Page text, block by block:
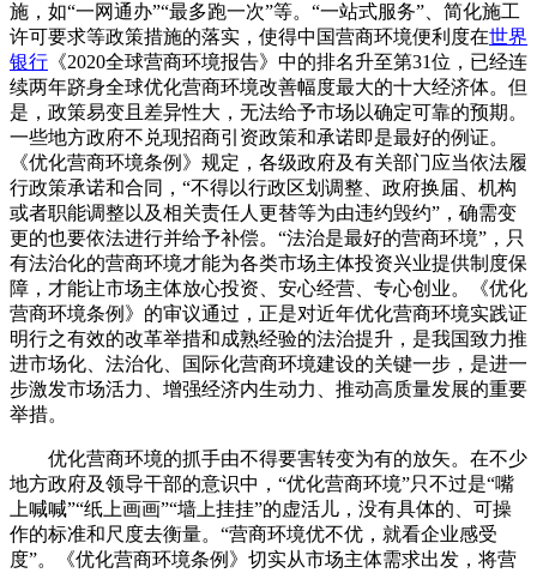
施，如“一网通办”“最多跑一次”等。“一站式服务”、简化施工
许可要求等政策措施的落实，使得中国营商环境便利度在世界
银行 《2020全球营商环境报告》中的排名升至第31位，已经连
续两年跻身全球优化营商环境改善幅度最大的十大经济体。但
是，政策易变且差异性大，无法给予市场以确定可靠的预期。
一些地方政府不兑现招商引资政策和承诺即是最好的例证。
《优化营商环境条例》规定，各级政府及有关部门应当依法履
行政策承诺和合同，“不得以行政区划调整、政府换届、机构
或者职能调整以及相关责任人更替等为由违约毁约”，确需变
更的也要依法进行并给予补偿。“法治是最好的营商环境”，只
有法治化的营商环境才能为各类市场主体投资兴业提供制度保
障，才能让市场主体放心投资、安心经营、专心创业。《优化
营商环境条例》的审议通过，正是对近年优化营商环境实践证
明行之有效的改革举措和成熟经验的法治提升，是我国致力推
进市场化、法治化、国际化营商环境建设的关键一步，是进一
步激发市场活力、增强经济内生动力、推动高质量发展的重要
举措。
优化营商环境的抓手由不得要害转变为有的放矢。在不少
地方政府及领导干部的意识中，“优化营商环境”只不过是“嘴
上喊喊”“纸上画画”“墙上挂挂”的虚活儿，没有具体的、可操
作的标准和尺度去衡量。“营商环境优不优，就看企业感受
度”。《优化营商环境条例》切实从市场主体需求出发，将营